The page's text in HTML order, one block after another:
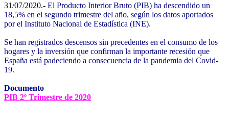
31/07/2020.- El Producto Interior Bruto (PIB) ha descendido un
18,5% en el segundo trimestre del año, según los datos aportados
por el Instituto Nacional de Estadística (INE).
Se han registrados descensos sin precedentes en el consumo de los
hogares y la inversión que confirman la importante recesión que
España está padeciendo a consecuencia de la pandemia del Covid-
19.
Documento
PIB 2º Trimestre de 2020